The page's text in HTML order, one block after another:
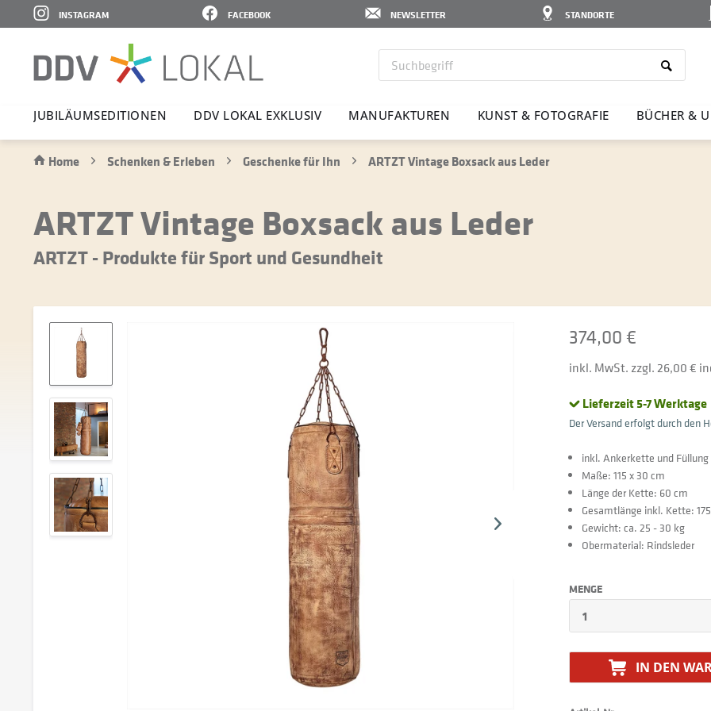
STANDORTE
NEWSLETTER
FACEBOOK
INSTAGRAM
JUBI­LÄ­UMS­E­DI­TIONEN DDV LOKAL EXKLUSIV MANU­FAK­TUREN KUNST & FOTO­GRAFIE BÜCHER &
Home Schenken & Erleben Geschenke für Ihn ARTZT Vintage Boxsack aus Leder
ARTZT Vintage Boxsack aus Leder
ARTZT - Produkte für Sport und Gesundheit
374,00 €
inkl. MwSt. zzgl. 26,00 €
Lieferzeit 5-7 Werktage
Der Versand erfolgt durch den
inkl. Ankerkette und Füllung
Maße: 115 x 30 cm
Länge der Kette: 60 cm
Gesamtlänge inkl. Kette:
Gewicht: ca. 25 - 30 kg
Obermaterial: Rindsleder
MENGE
IN DEN